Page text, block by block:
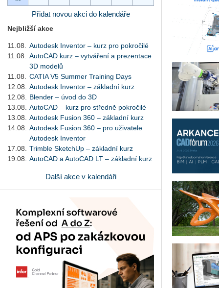
Přidat novou akci do kalendáře
Nejbližší akce
11.08.
Autodesk Inventor – kurz pro pokročilé
11.08.
AutoCAD kurz – vytváření a prezentace
3D modelů
11.08.
CATIA V5 Summer Training Days
12.08.
Autodesk Inventor – základní kurz
12.08.
Blender – úvod do 3D
13.08.
AutoCAD – kurz pro středně pokročilé
13.08.
Autodesk Fusion 360 – základní kurz
14.08.
Autodesk Fusion 360 – pro uživatele
Autodesk Inventor
17.08.
Trimble SketchUp – základní kurz
19.08.
AutoCAD a AutoCAD LT – základní kurz
Další akce v kalendáři